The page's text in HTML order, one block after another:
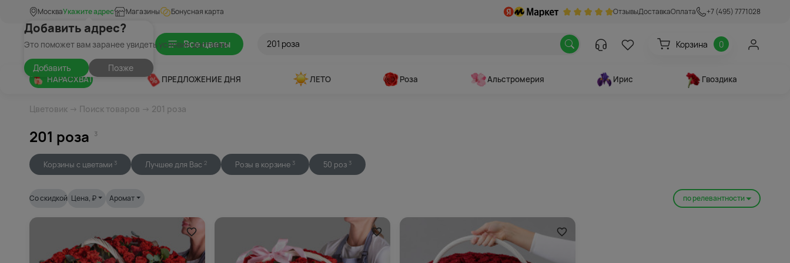
МоскваУкажите адрес
Добавить адрес?
Это поможет вам заранее увидеть условия доставки
Добавить Позже
Магазины Бонусная карта ОтзывыДоставкаОплата +7 (495) 7771028
Все цветы Корзина 0
НАРАСХВАТ ПРЕДЛОЖЕНИЕ ДНЯ ЛЕТО Роза Альстромерия Ирис Гвоздика
Цветовик → Поиск товаров → 201 роза
201 роза 3
Корзины с цветами 3 Лучшее для Вас 2 Розы в корзине 3 50 роз 3
Со скидкой Цена, ₽ Аромат по релевантности